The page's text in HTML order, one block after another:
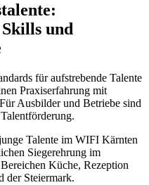
und
für aufstrebende Talente
Praxiserfahrung mit
Ausbilder und Betriebe sind
Talente im WIFI Kärnten
Siegerehrung im
Küche, Rezeption
der Steiermark.